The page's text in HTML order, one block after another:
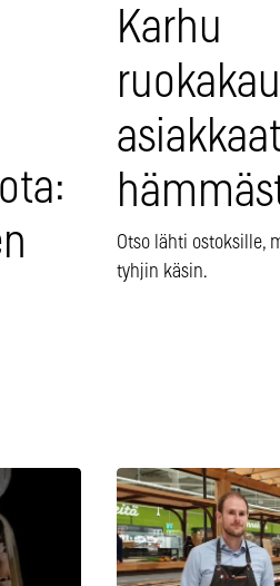
Karhu
asiakkaat
Otso lähti ostoksille,
tyhjin käsin.